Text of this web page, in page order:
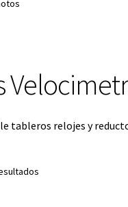
tableros relojes y